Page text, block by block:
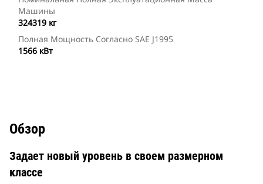
Машины
324319 кг
Полная Мощность Согласно SAE J1995
1566 кВт
Обзор
Задает новый уровень в своем размерном
классе